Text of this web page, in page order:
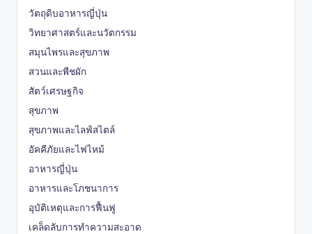
วัตถุดิบอาหารญี่ปุ่น
วิทยาศาสตร์และนวัตกรรม
สมุนไพรและสุขภาพ
สวนและพืชผัก
สัตว์เศรษฐกิจ
สุขภาพ
สุขภาพและไลฟ์สไตล์
อัคคีภัยและไฟไหม้
อาหารญี่ปุ่น
อาหารและโภชนาการ
อุบัติเหตุและการฟื้นฟู
เคล็ดลับการทำความสะอาด